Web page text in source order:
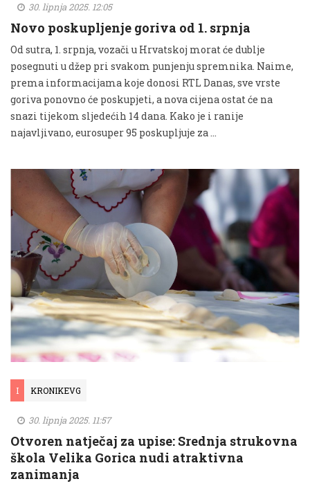
30. lipnja 2025. 12:05
Novo poskupljenje goriva od 1. srpnja
Od sutra, 1. srpnja, vozači u Hrvatskoj morat će dublje
posegnuti u džep pri svakom punjenju spremnika. Naime,
prema informacijama koje donosi RTL Danas, sve vrste
goriva ponovno će poskupjeti, a nova cijena ostat će na
snazi tijekom sljedećih 14 dana. Kako je i ranije
najavljivano, eurosuper 95 poskupljuje za …
I KRONIKEVG
30. lipnja 2025. 11:57
Otvoren natječaj za upise: Srednja strukovna
škola Velika Gorica nudi atraktivna
zanimanja